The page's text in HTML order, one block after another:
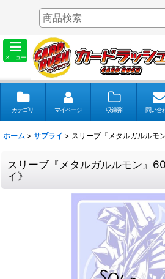
メニュー
カテゴリ マイページ 収録弾 問い合
ホーム > サプライ > スリーブ『メタルガルルモ
スリーブ『メタルガルルモン』
イ》